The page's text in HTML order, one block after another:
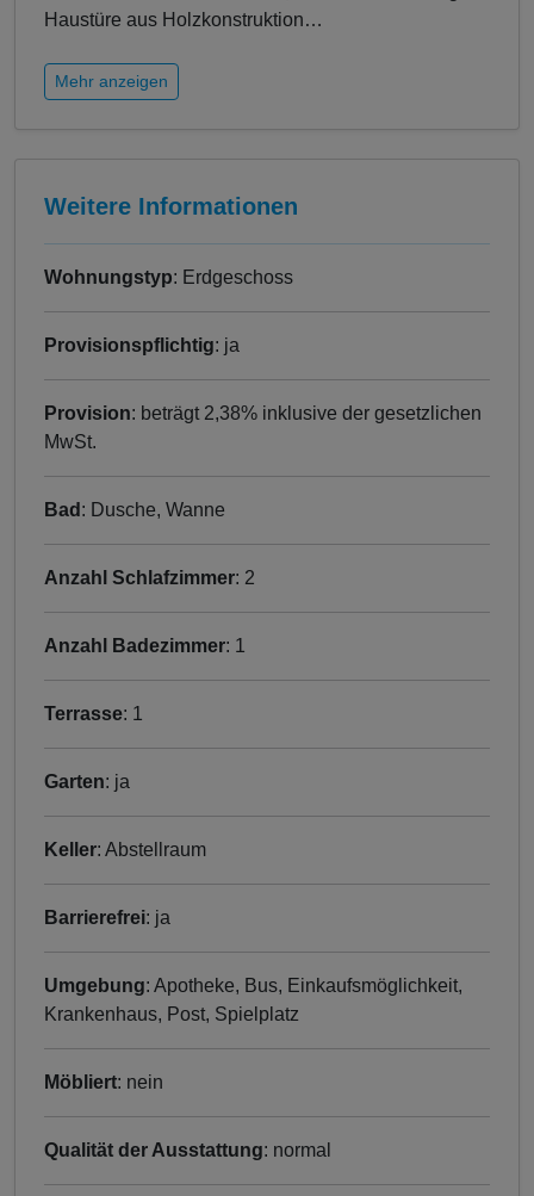
Haustüre aus Holzkonstruktion…
Mehr anzeigen
Weitere Informationen
Wohnungstyp: Erdgeschoss
Provisionspflichtig: ja
Provision: beträgt 2,38% inklusive der gesetzlichen
MwSt.
Bad : Dusche, Wanne
Anzahl Schlafzimmer: 2
Anzahl Badezimmer: 1
Terrasse: 1
Garten: ja
Keller: Abstellraum
Barrierefrei: ja
Umgebung: Apotheke, Bus, Einkaufsmöglichkeit,
Krankenhaus, Post, Spielplatz
Möbliert: nein
Qualität der Ausstattung: normal